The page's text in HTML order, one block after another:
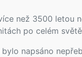
než 3500 letou
po celém
napsáno